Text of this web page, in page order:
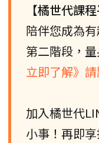
【橘世代課程
陪伴您成為
第二階段，
立即了解》
加入橘世代
小事！再即